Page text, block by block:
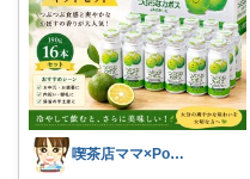
喫茶店ママ×Pocochaライバー♡まや